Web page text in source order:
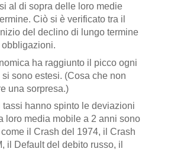
al di sopra delle loro medie
Ciò si è verificato tra il
del declino di lungo termine
ha raggiunto il picco ogni
sono estesi. (Cosa che non
una sorpresa.)
tassi hanno spinto le deviazioni
loro media mobile a 2 anni sono
il Crash del 1974, il Crash
il Default del debito russo, il